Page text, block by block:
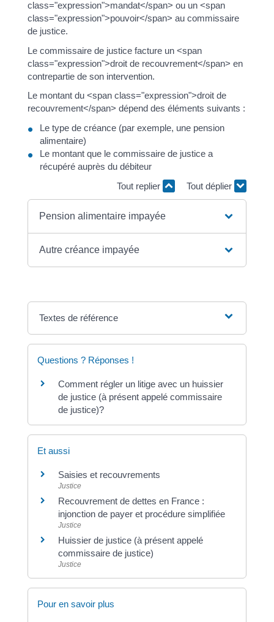
class="expression">mandat</span> ou un <span
class="expression">pouvoir</span> au commissaire
de justice.
Le commissaire de justice facture un <span
class="expression">droit de recouvrement</span> en
contrepartie de son intervention.
Le montant du <span class="expression">droit de
recouvrement</span> dépend des éléments suivants :
Le type de créance (par exemple, une pension
alimentaire)
Le montant que le commissaire de justice a
récupéré auprès du débiteur
Tout replier
Tout déplier
Pension alimentaire impayée
Autre créance impayée
Textes de référence
Questions ? Réponses !
Comment régler un litige avec un huissier
de justice (à présent appelé commissaire
de justice)?
Et aussi
Saisies et recouvrements
Justice
Recouvrement de dettes en France :
injonction de payer et procédure simplifiée
Justice
Huissier de justice (à présent appelé
commissaire de justice)
Justice
Pour en savoir plus